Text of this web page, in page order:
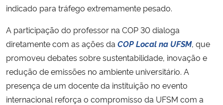
indicado para tráfego extremamente pesado.
A participação do professor na COP 30 dialoga
diretamente com as ações da COP Local na UFSM, que
promoveu debates sobre sustentabilidade, inovação e
redução de emissões no ambiente universitário. A
presença de um docente da instituição no evento
internacional reforça o compromisso da UFSM com a